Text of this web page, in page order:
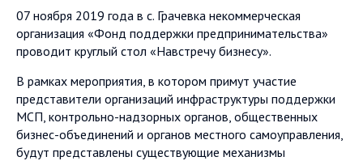
07 ноября 2019 года в с. Грачевка некоммерческая
организация «Фонд поддержки предпринимательства»
проводит круглый стол «Навстречу бизнесу».
В рамках мероприятия, в котором примут участие
представители организаций инфраструктуры поддержки
МСП, контрольно-надзорных органов, общественных
бизнес-объединений и органов местного самоуправления,
будут представлены существующие механизмы